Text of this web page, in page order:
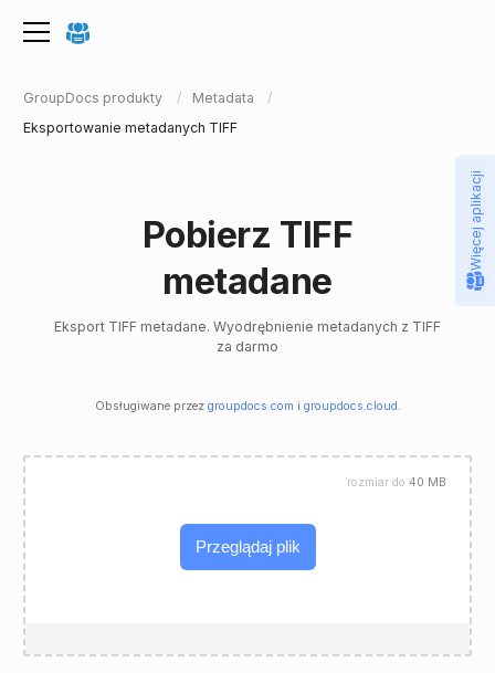
GroupDocs produkty
Metadata
Eksportowanie metadanych TIFF
Pobierz TIFF
metadane
Eksport TIFF metadane. Wyodrębnienie metadanych z TIFF
za darmo
Obsługiwane przez groupdocs.com i groupdocs.cloud .
Przeglądaj plik
rozmiar do 40 MB
Więcej aplikacji